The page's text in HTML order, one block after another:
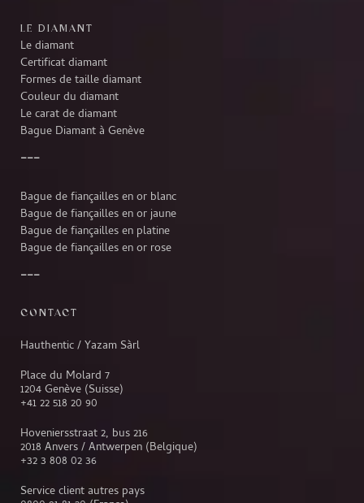
LE DIAMANT
Le diamant
Certificat diamant
Formes de taille diamant
Couleur du diamant
Le carat de diamant
Bague Diamant à Genève
Bague de fiançailles en or blanc
Bague de fiançailles en or jaune
Bague de fiançailles en platine
Bague de fiançailles en or rose
CONTACT
Hauthentic / Yazam Sàrl
Place du Molard 7
1204 Genève (Suisse)
+41 22 518 20 90
Hoveniersstraat 2, bus 216
2018 Anvers / Antwerpen (Belgique)
+32 3 808 02 36
Service client autres pays